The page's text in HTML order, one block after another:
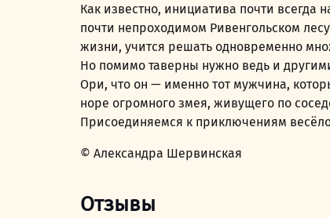
Как известно, инициатива почти всегда
почти непроходимом Ривенгольском
жизни, учится решать одновременно
Но помимо таверны нужно ведь и
Ори, что он — именно тот мужчина,
норе огромного змея, живущего по
Присоединяемся к приключениям
© Александра Шервинская
Отзывы